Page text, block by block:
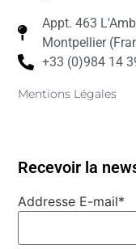
Appt. 463
Montpellier
+33 (0)984 14
Mentions Légales
Recevoir la
Addresse E-mail*